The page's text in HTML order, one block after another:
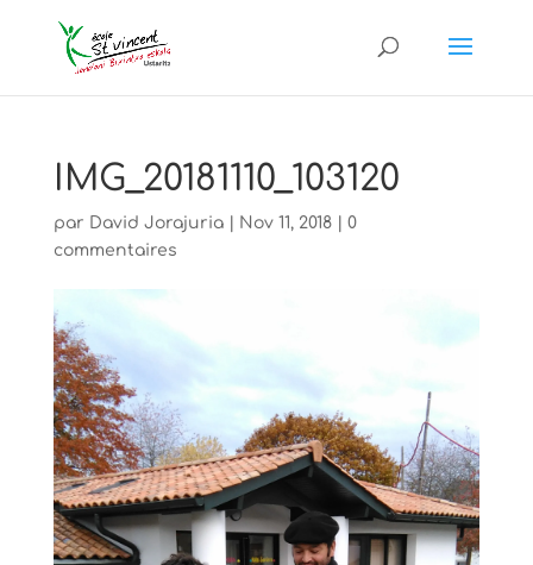
IMG_20181110_103120
par David Jorajuria| Nov 11, 2018| 0
commentaires